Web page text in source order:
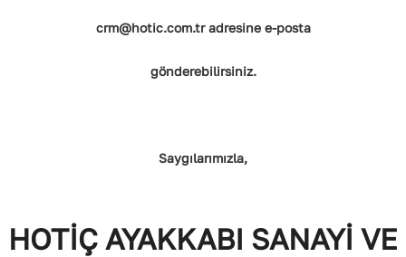
crm@hotic.com.tr adresine e-posta
gönderebilirsiniz.
Saygılarımızla,
HOTİÇ AYAKKABI SANAYİ VE